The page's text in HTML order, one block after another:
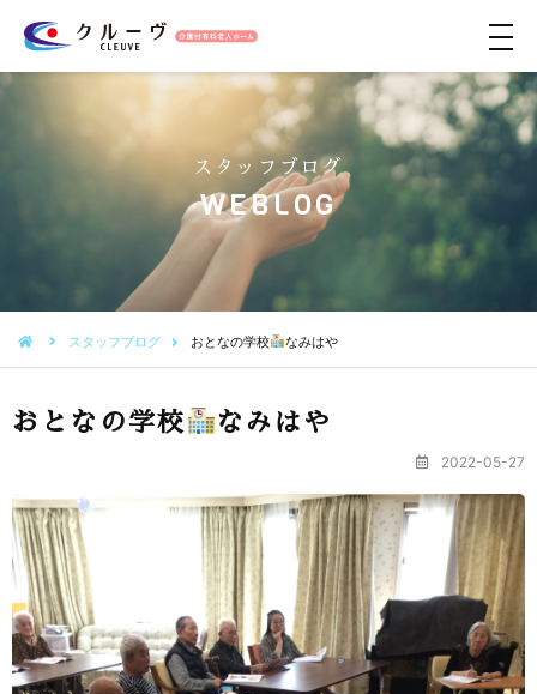
メ
ュ
ー
スタッフブログ
WEBLOG
スタッフブログ おとなの学校 なみはや
おとなの学校 なみはや
2022-05-27